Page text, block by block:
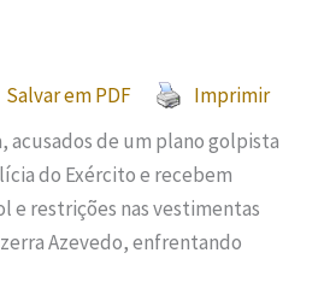
Salvar em PDF
Imprimir
acusados de um plano golpista
do Exército e recebem
e restrições nas vestimentas
Azevedo, enfrentando